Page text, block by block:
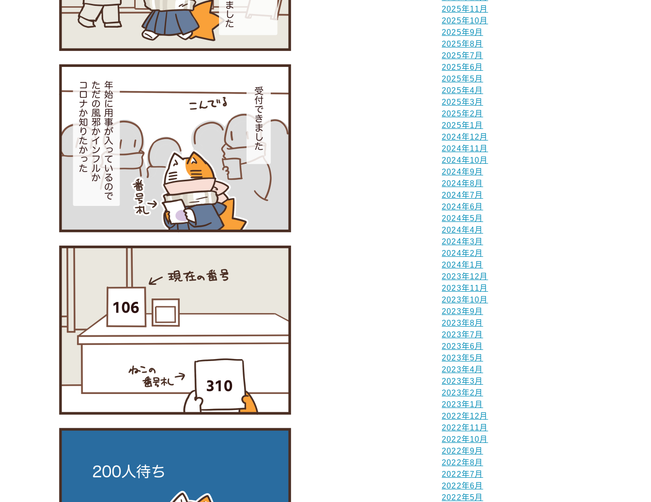
2025年11月
2025年10月
2025年9月
2025年8月
2025年7月
2025年6月
2025年5月
2025年4月
2025年3月
2025年2月
2025年1月
2024年12月
2024年11月
2024年10月
2024年9月
2024年8月
2024年7月
2024年6月
2024年5月
2024年4月
2024年3月
2024年2月
2024年1月
2023年12月
2023年11月
2023年10月
2023年9月
2023年8月
2023年7月
2023年6月
2023年5月
2023年4月
2023年3月
2023年2月
2023年1月
2022年12月
2022年11月
2022年10月
2022年9月
2022年8月
2022年7月
2022年6月
2022年5月